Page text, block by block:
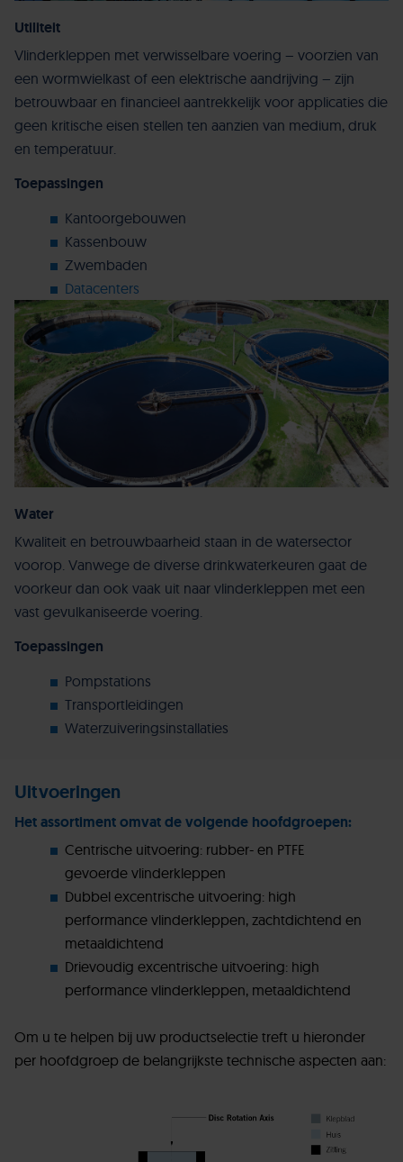
Utiliteit
Vlinderkleppen met verwisselbare voering – voorzien van
een wormwielkast of een elektrische aandrijving – zijn
betrouwbaar en financieel aantrekkelijk voor applicaties die
geen kritische eisen stellen ten aanzien van medium, druk
en temperatuur.
Toepassingen
Kantoorgebouwen
Kassenbouw
Zwembaden
Datacenters
Water
Kwaliteit en betrouwbaarheid staan in de watersector
voorop. Vanwege de diverse drinkwaterkeuren gaat de
voorkeur dan ook vaak uit naar vlinderkleppen met een
vast gevulkaniseerde voering.
Toepassingen
Pompstations
Transportleidingen
Waterzuiveringsinstallaties
Uitvoeringen
Het assortiment omvat de volgende hoofdgroepen:
Centrische uitvoering: rubber- en PTFE
gevoerde vlinderkleppen
Dubbel excentrische uitvoering: high
performance vlinderkleppen, zachtdichtend en
metaaldichtend
Drievoudig excentrische uitvoering: high
performance vlinderkleppen, metaaldichtend
Om u te helpen bij uw productselectie treft u hieronder
per hoofdgroep de belangrijkste technische aspecten aan: